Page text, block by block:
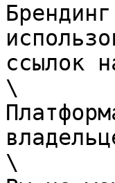
ссылок
\
\